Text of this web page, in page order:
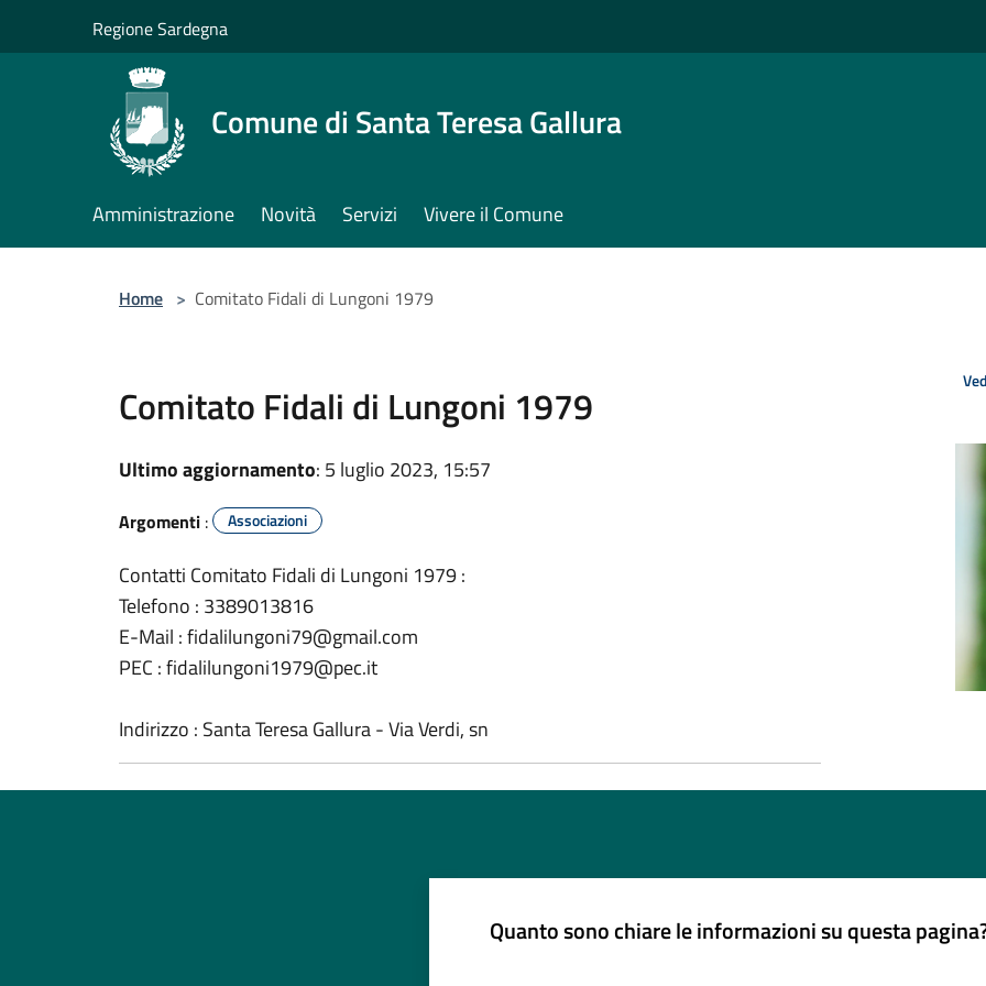
Regione Sardegna
Comune di Santa Teresa Gallura
Amministrazione Novità Servizi Vivere il Comune
Home > Comitato Fidali di Lungoni 1979
Comitato Fidali di Lungoni 1979
Ultimo aggiornamento: 5 luglio 2023, 15:57
Argomenti : Associazioni
Contatti Comitato Fidali di Lungoni 1979 :
Telefono : 3389013816
E-Mail : fidalilungoni79@gmail.com
PEC : fidalilungoni1979@pec.it
Indirizzo : Santa Teresa Gallura - Via Verdi, sn
Quanto sono chiare le informazioni su questa